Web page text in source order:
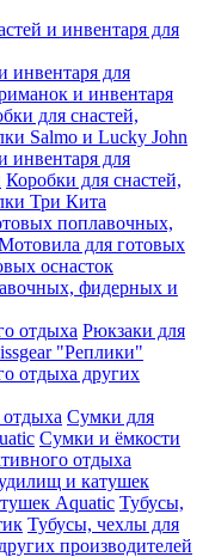
и инвентаря для
инвентаря для
и инвентаря
для снастей,
Salmo и Lucky John
инвентаря для
Коробки для снастей,
Три Кита
поплавочных,
для готовых
оснасток
фидерных и
отдыха Рюкзаки для
"Реплики"
отдыха других
Сумки для
Сумки и ёмкости
отдыха
и катушек
Aquatic Тубусы,
Тубусы, чехлы для
производителей